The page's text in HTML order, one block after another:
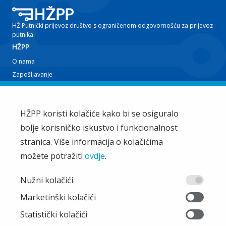
HŽ Putnički prijevoz društvo s ograničenom odgovornošću za prijevoz
putnika
HŽPP
O nama
Zapošljavanje
Planovi i izvještaji
Iz tvrtke
EU projekti
Train'n'Green
Vijesti
Ostalo
Oglašavanje
Pristup informacijama
HŽPP koristi kolačiće kako bi se osiguralo
bolje korisničko iskustvo i funkcionalnost
stranica. Više informacija o kolačićima
možete potražiti ovdje.
Nužni kolačići
Marketinški kolačići
Statistički kolačići